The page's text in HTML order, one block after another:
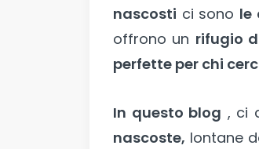
nascosti ci sono le
offrono un rifugio
perfette per chi
In questo blog , ci
nascoste, lontane